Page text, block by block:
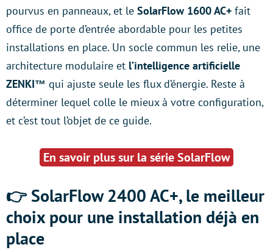
pourvus en panneaux, et le SolarFlow 1600 AC+ fait
office de porte d’entrée abordable pour les petites
installations en place. Un socle commun les relie, une
architecture modulaire et l’intelligence artificielle
ZENKI™ qui ajuste seule les flux d’énergie. Reste à
déterminer lequel colle le mieux à votre configuration,
et c’est tout l’objet de ce guide.
En savoir plus sur la série SolarFlow
👉 SolarFlow 2400 AC+, le meilleur
choix pour une installation déjà en
place